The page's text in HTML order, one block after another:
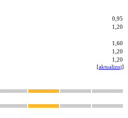
0,95
1,20
1,60
1,20
1,20
[aktualizuj]